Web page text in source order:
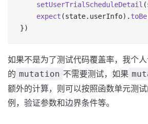
    setUserTrialScheduleDetail
    expect
(state.userInfo). toBe
})
如果不是为了测试代码覆盖率，我个
的 mutation 不需要测试，如果
额外的计算，则可以按照函数单元测
例，验证参数和边界条件等。